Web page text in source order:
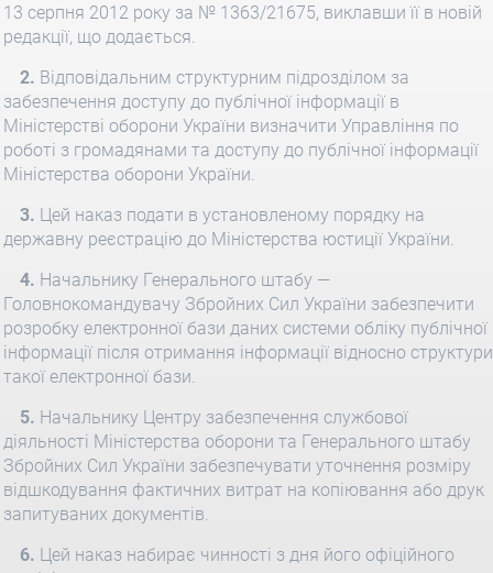
13 серпня 2012 року за № 1363/21675, виклавши її в новій
редакції, що додається.
2. Відповідальним структурним підрозділом за
забезпечення доступу до публічної інформації в
Міністерстві оборони України визначити Управління по
роботі з громадянами та доступу до публічної інформації
Міністерства оборони України.
3. Цей наказ подати в установленому порядку на
державну реєстрацію до Міністерства юстиції України.
4. Начальнику Генерального штабу —
Головнокомандувачу Збройних Сил України забезпечити
розробку електронної бази даних системи обліку публічної
інформації після отримання інформації відносно структури
такої електронної бази.
5. Начальнику Центру забезпечення службової
діяльності Міністерства оборони та Генерального штабу
Збройних Сил України забезпечувати уточнення розміру
відшкодування фактичних витрат на копіювання або друк
запитуваних документів.
6. Цей наказ набирає чинності з дня його офіційного